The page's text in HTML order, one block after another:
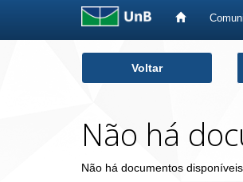
Voltar
Não há
Não há documentos